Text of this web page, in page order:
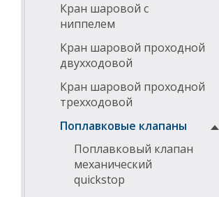
Кран шаровой с
ниппелем
Кран шаровой проходной
двухходовой
Кран шаровой проходной
трехходовой
Поплавковые клапаны
Поплавковый клапан
механический
quickstop